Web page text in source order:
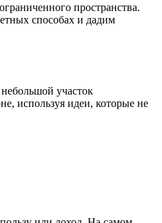
пространства.
способах и дадим
участок
используя идеи, которые не